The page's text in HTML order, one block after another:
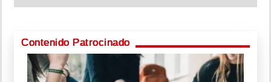
Contenido Patrocinado